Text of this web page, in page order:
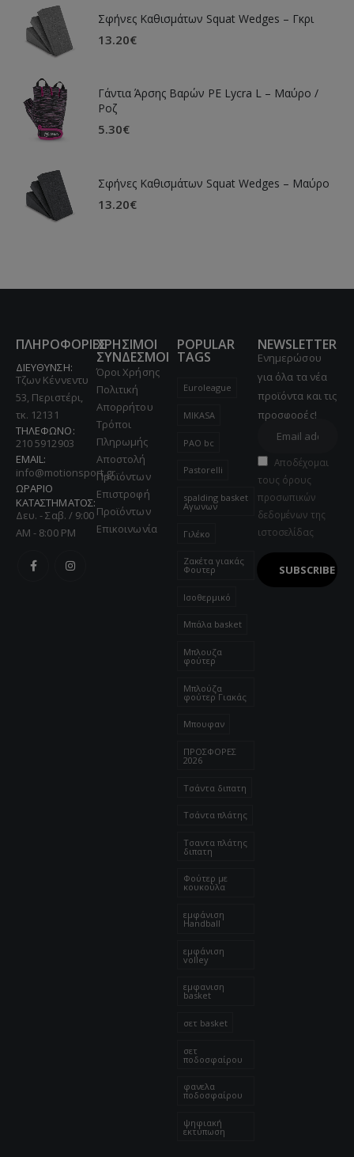
Σφήνες Καθισμάτων Squat Wedges – Γκρι
13.20€
Γάντια Άρσης Βαρών PE Lycra L – Μαύρο /
Ροζ
5.30€
Σφήνες Καθισμάτων Squat Wedges – Μαύρο
13.20€
ΠΛΗΡΟΦΟΡΙΕΣ
ΔΙΕΥΘΥΝΣΗ:
Τζων Κέννεντυ
53, Περιστέρι,
τκ. 12131
ΤΗΛΕΦΩΝΟ:
210 5912903
EMAIL:
info@motionsport.gr
ΩΡΑΡΙΟ
ΚΑΤΑΣΤΗΜΑΤΟΣ:
Δευ. - Σαβ. / 9:00
AM - 8:00 PM
ΧΡΗΣΙΜΟΙ
ΣΥΝΔΕΣΜΟΙ
Όροι Χρήσης
Πολιτική
Απορρήτου
Τρόποι
Πληρωμής
Αποστολή
Προϊόντων
Επιστροφή
Προϊόντων
Επικοινωνία
POPULAR
TAGS
Euroleague
MIKASA
PAO bc
Pastorelli
spalding basket
Αγωνων
Γιλέκο
Ζακέτα γιακάς
Φουτερ
Ισοθερμικό
Μπάλα basket
Μπλουζα
φούτερ
Μπλούζα
φούτερ Γιακάς
Μπουφαν
ΠΡΟΣΦΟΡΕΣ
2026
Τσάντα διπατη
Τσάντα πλάτης
Τσαντα πλάτης
διπατη
Φούτερ με
κουκούλα
εμφάνιση
Handball
εμφάνιση
volley
εμφανιση
basket
σετ basket
σετ
ποδοσφαίρου
φανελα
ποδοσφαίρου
ψηφιακή
εκτύπωση
NEWSLETTER
Ενημερώσου
για όλα τα νέα
προϊόντα και τις
προσφορές!
Αποδέχομαι
τους όρους
προσωπικών
δεδομένων της
ιστοσελίδας